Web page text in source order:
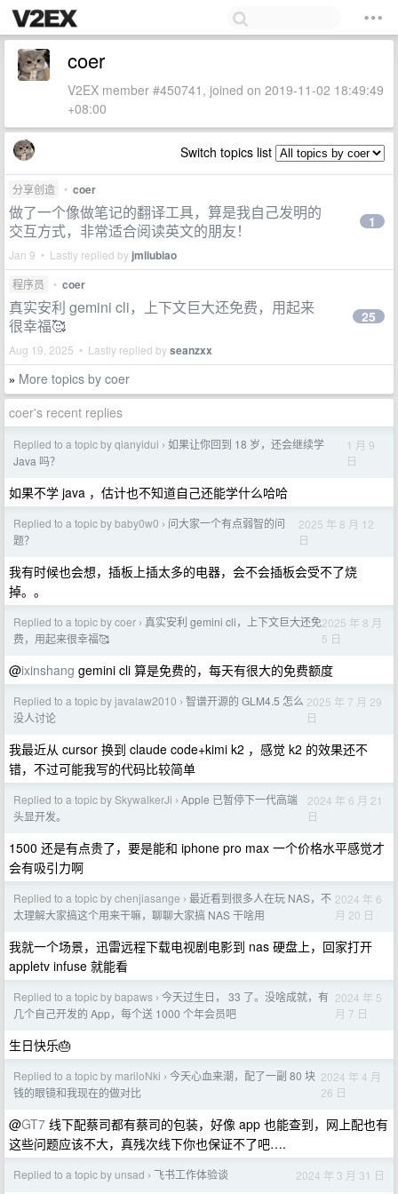
coer
V2EX member #450741, joined on 2019-11-02 18:49:49
+08:00
Switch topics list
分享创造 • coer
做了一个像做笔记的翻译工具，算是我自己发明的
交互方式，非常适合阅读英文的朋友！
Jan 9 • Lastly replied by jmliubiao
1
程序员 • coer
真实安利 gemini cli，上下文巨大还免费，用起来
很幸福🥰
Aug 19, 2025 • Lastly replied byseanzxx
25
» More topics by coer
coer's recent replies
Replied to a topic by qianyidui › 如果让你回到 18 岁，还会继续学
Java 吗？
1 月 9
日
如果不学 java ，估计也不知道自己还能学什么哈哈
Replied to a topic by baby0w0 › 问大家一个有点弱智的问
题？
2025 年 8 月 12
日
我有时候也会想，插板上插太多的电器，会不会插板会受不了烧
掉。。
Replied to a topic by coer › 真实安利 gemini cli，上下文巨大还免
费，用起来很幸福🥰
2025 年 8 月
5 日
@ixinshang gemini cli 算是免费的，每天有很大的免费额度
Replied to a topic by javalaw2010 › 智谱开源的 GLM4.5 怎么
没人讨论
2025 年 7 月 29
日
我最近从 cursor 换到 claude code+kimi k2 ，感觉 k2 的效果还不
错，不过可能我写的代码比较简单
Replied to a topic by SkywalkerJi › Apple 已暂停下一代高端
头显开发。
2024 年 6 月 21
日
1500 还是有点贵了，要是能和 iphone pro max 一个价格水平感觉才
会有吸引力啊
Replied to a topic by chenjiasange › 最近看到很多人在玩 NAS，不
太理解大家搞这个用来干嘛，聊聊大家搞 NAS 干啥用
2024 年 6
月 20 日
我就一个场景，迅雷远程下载电视剧电影到 nas 硬盘上，回家打开
appletv infuse 就能看
Replied to a topic by bapaws › 今天过生日， 33 了。没啥成就，有
几个自己开发的 App，每个送 1000 个年会员吧
2024 年 5
月 7 日
生日快乐🎂
Replied to a topic by mariloNki › 今天心血来潮，配了一副 80 块
钱的眼镜和我现在的做对比
2024 年 4 月
26 日
@GT7 线下配蔡司都有蔡司的包装，好像 app 也能查到，网上配也有
这些问题应该不大，真残次线下你也保证不了吧….
Replied to a topic by unsad › 飞书工作体验谈 2024 年 3 月 31 日